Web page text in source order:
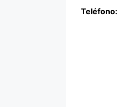
Teléfono: